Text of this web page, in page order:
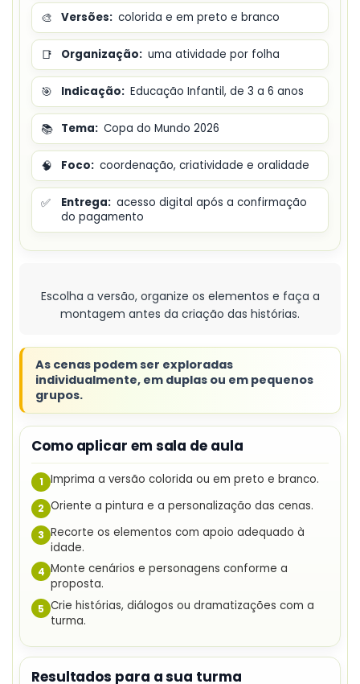
🎨 Versões: colorida e em preto e branco
📑 Organização: uma atividade por folha
🎯 Indicação: Educação Infantil, de 3 a 6 anos
📚 Tema: Copa do Mundo 2026
🧠 Foco: coordenação, criatividade e oralidade
✅ Entrega: acesso digital após a confirmação
do pagamento
Escolha a versão, organize os elementos e faça a
montagem antes da criação das histórias.
As cenas podem ser exploradas
individualmente, em duplas ou em pequenos
grupos.
Como aplicar em sala de aula
1 Imprima a versão colorida ou em preto e branco.
2 Oriente a pintura e a personalização das cenas.
3 Recorte os elementos com apoio adequado à
idade.
4 Monte cenários e personagens conforme a
proposta.
5 Crie histórias, diálogos ou dramatizações com a
turma.
Resultados para a sua turma